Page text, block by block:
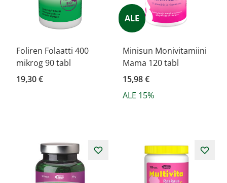
Foliren Folaatti 400
mikrog 90 tabl
19,30 €
ALE
Minisun Monivitamiini
Mama 120 tabl
15,98 €
ALE 15%